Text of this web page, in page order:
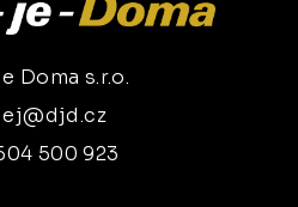
Doma s.r.o.
500 923